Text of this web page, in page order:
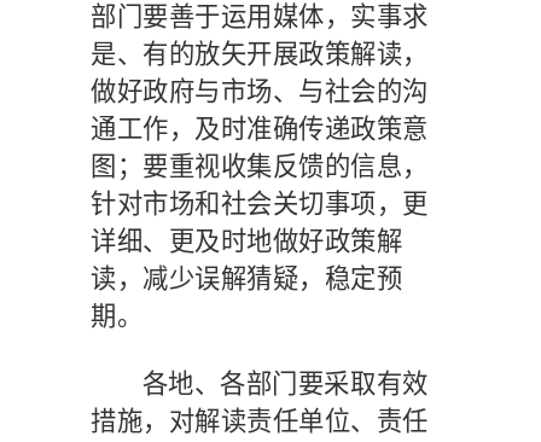
部门要善于运用媒体，实事求
是、有的放矢开展政策解读，
做好政府与市场、与社会的沟
通工作，及时准确传递政策意
图；要重视收集反馈的信息，
针对市场和社会关切事项，更
详细、更及时地做好政策解
读，减少误解猜疑，稳定预
期。
各地、各部门要采取有效
措施，对解读责任单位、责任